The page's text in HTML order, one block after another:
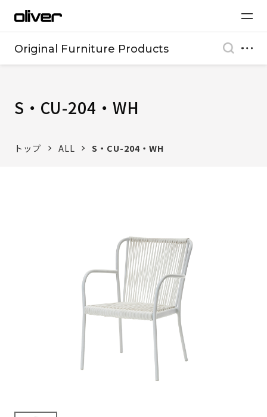
Original Furniture Products
S・CU-204・WH
トップ ALL S・CU-204・WH